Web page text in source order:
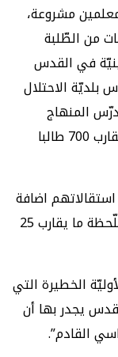
مشروعة،
من الطّلبة
في القدس
بلديّة الاحتلال
المنهاج
“الإسرائيلي” حيث وصلت أعدادهم إلى ما يقارب 700 طالبا
قدّم ما يقارب 150 معلماً استقالاتهم اضافة
إلى طلبات إجازة مفتوحة وقد أغلقت لحد اللّحظة ما يقارب 25
الخطيرة التي
يجدر بها أن
القادم”.